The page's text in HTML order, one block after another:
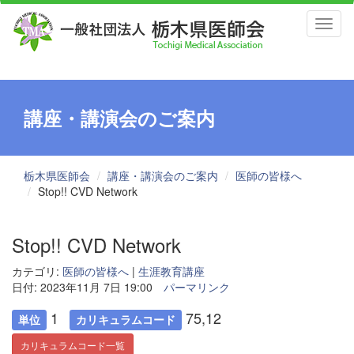
講座・講演会のご案内
栃木県医師会 講座・講演会のご案内
医師の皆様へ
Stop!! CVD Network
Stop!! CVD Network
カテゴリ: 医師の皆様へ | 生涯教育講座
日付: 2023年11月 7日 19:00
パーマリンク
単位 1 カリキュラムコード 75,12
カリキュラムコード一覧